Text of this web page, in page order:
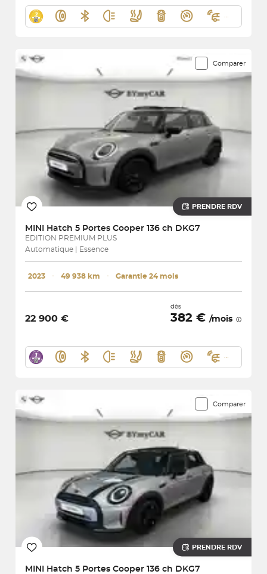
Comparer
PRENDRE RDV
MINI Hatch 5 Portes Cooper 136 ch DKG7
EDITION PREMIUM PLUS
Automatique | Essence
2023 ･ 49 938 km ･ Garantie 24 mois
22 900 €
dès
382 € /mois
Comparer
PRENDRE RDV
MINI Hatch 5 Portes Cooper 136 ch DKG7